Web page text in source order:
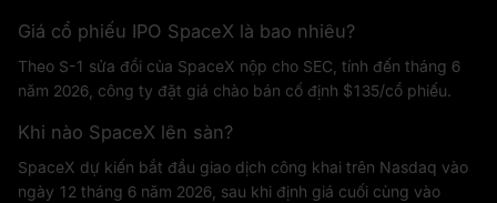
Giá cổ phiếu IPO SpaceX là bao nhiêu?
Theo S-1 sửa đổi của SpaceX nộp cho SEC, tính đến tháng 6
năm 2026, công ty đặt giá chào bán cố định $135/cổ phiếu.
Khi nào SpaceX lên sàn?
SpaceX dự kiến bắt đầu giao dịch công khai trên Nasdaq vào
ngày 12 tháng 6 năm 2026, sau khi định giá cuối cùng vào